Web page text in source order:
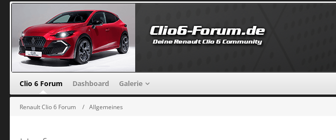
Clio 6 Forum Dashboard Galerie
Renault Clio 6 Forum Allgemeines